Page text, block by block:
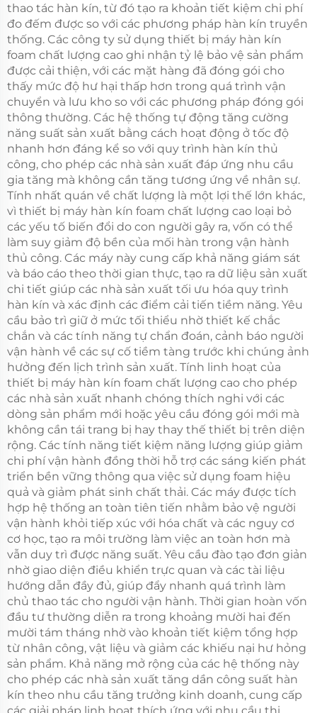
thao tác hàn kín, từ đó tạo ra khoản tiết kiệm chi phí
đo đếm được so với các phương pháp hàn kín truyền
thống. Các công ty sử dụng thiết bị máy hàn kín
foam chất lượng cao ghi nhận tỷ lệ bảo vệ sản phẩm
được cải thiện, với các mặt hàng đã đóng gói cho
thấy mức độ hư hại thấp hơn trong quá trình vận
chuyển và lưu kho so với các phương pháp đóng gói
thông thường. Các hệ thống tự động tăng cường
năng suất sản xuất bằng cách hoạt động ở tốc độ
nhanh hơn đáng kể so với quy trình hàn kín thủ
công, cho phép các nhà sản xuất đáp ứng nhu cầu
gia tăng mà không cần tăng tương ứng về nhân sự.
Tính nhất quán về chất lượng là một lợi thế lớn khác,
vì thiết bị máy hàn kín foam chất lượng cao loại bỏ
các yếu tố biến đổi do con người gây ra, vốn có thể
làm suy giảm độ bền của mối hàn trong vận hành
thủ công. Các máy này cung cấp khả năng giám sát
và báo cáo theo thời gian thực, tạo ra dữ liệu sản xuất
chi tiết giúp các nhà sản xuất tối ưu hóa quy trình
hàn kín và xác định các điểm cải tiến tiềm năng. Yêu
cầu bảo trì giữ ở mức tối thiểu nhờ thiết kế chắc
chắn và các tính năng tự chẩn đoán, cảnh báo người
vận hành về các sự cố tiềm tàng trước khi chúng ảnh
hưởng đến lịch trình sản xuất. Tính linh hoạt của
thiết bị máy hàn kín foam chất lượng cao cho phép
các nhà sản xuất nhanh chóng thích nghi với các
dòng sản phẩm mới hoặc yêu cầu đóng gói mới mà
không cần tái trang bị hay thay thế thiết bị trên diện
rộng. Các tính năng tiết kiệm năng lượng giúp giảm
chi phí vận hành đồng thời hỗ trợ các sáng kiến phát
triển bền vững thông qua việc sử dụng foam hiệu
quả và giảm phát sinh chất thải. Các máy được tích
hợp hệ thống an toàn tiên tiến nhằm bảo vệ người
vận hành khỏi tiếp xúc với hóa chất và các nguy cơ
cơ học, tạo ra môi trường làm việc an toàn hơn mà
vẫn duy trì được năng suất. Yêu cầu đào tạo đơn giản
nhờ giao diện điều khiển trực quan và các tài liệu
hướng dẫn đầy đủ, giúp đẩy nhanh quá trình làm
chủ thao tác cho người vận hành. Thời gian hoàn vốn
đầu tư thường diễn ra trong khoảng mười hai đến
mười tám tháng nhờ vào khoản tiết kiệm tổng hợp
từ nhân công, vật liệu và giảm các khiếu nại hư hỏng
sản phẩm. Khả năng mở rộng của các hệ thống này
cho phép các nhà sản xuất tăng dần công suất hàn
kín theo nhu cầu tăng trưởng kinh doanh, cung cấp